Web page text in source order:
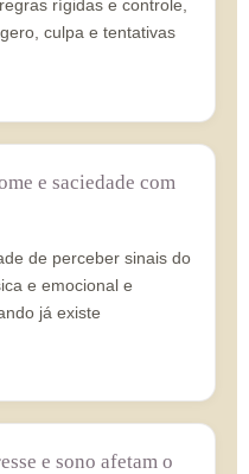
rígidas e controle,
culpa e tentativas
e saciedade com
de perceber sinais do
e emocional e
já existe
e sono afetam o